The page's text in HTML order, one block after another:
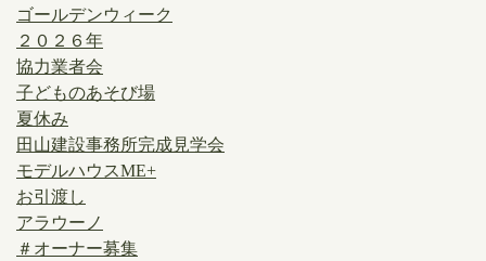
ゴールデンウィーク
２０２６年
協力業者会
子どものあそび場
夏休み
田山建設事務所完成見学会
モデルハウスME+
お引渡し
アラウーノ
＃オーナー募集